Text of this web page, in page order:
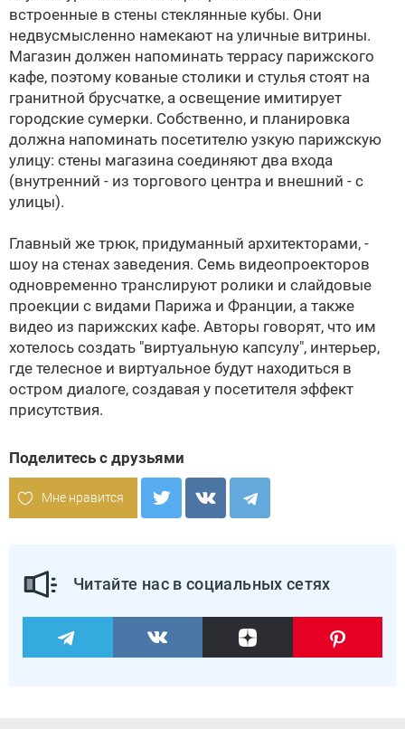
встроенные в стены стеклянные кубы. Они
недвусмысленно намекают на уличные витрины.
Магазин должен напоминать террасу парижского
кафе, поэтому кованые столики и стулья стоят на
гранитной брусчатке, а освещение имитирует
городские сумерки. Собственно, и планировка
должна напоминать посетителю узкую парижскую
улицу: стены магазина соединяют два входа
(внутренний - из торгового центра и внешний - с
улицы).
Главный же трюк, придуманный архитекторами, -
шоу на стенах заведения. Семь видеопроекторов
одновременно транслируют ролики и слайдовые
проекции с видами Парижа и Франции, а также
видео из парижских кафе. Авторы говорят, что им
хотелось создать "виртуальную капсулу", интерьер,
где телесное и виртуальное будут находиться в
остром диалоге, создавая у посетителя эффект
присутствия.
Поделитесь с друзьями
Мне нравится
Читайте нас в социальных сетях